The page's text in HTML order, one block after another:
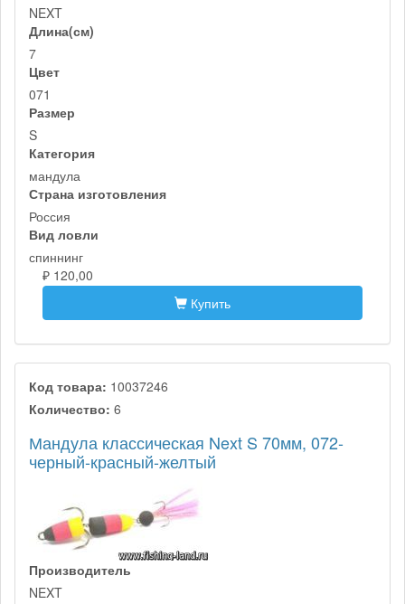
NEXT
Длина(см)
7
Цвет
071
Размер
S
Категория
мандула
Страна изготовления
Россия
Вид ловли
спиннинг
₽ 120,00
Купить
Код товара: 10037246
Количество: 6
Мандула классическая Next S 70мм, 072-
черный-красный-желтый
Производитель
NEXT